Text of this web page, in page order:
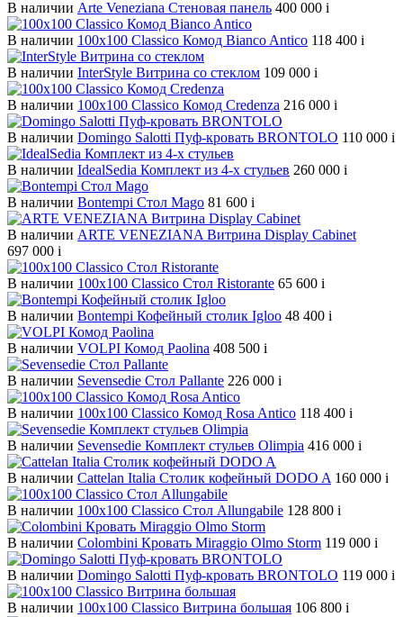
В наличии Arte Veneziana Cтеновая панель 400 000 i
В наличии 100х100 Classico Комод Bianco Antico 118 400 i
В наличии InterStyle Витрина со стеклом 109 000 i
В наличии 100х100 Classico Комод Credenza 216 000 i
В наличии Domingo Salotti Пуф-кровать BRONTOLO 110 000 i
В наличии IdealSedia Комплект из 4-х стульев 260 000 i
В наличии Bontempi Стол Mago 81 600 i
В наличии ARTE VENEZIANA Витрина Display Cabinet
697 000 i
В наличии 100х100 Classico Стол Ristorante 65 600 i
В наличии Bontempi Кофейный столик Igloo 48 400 i
В наличии VOLPI Комод Paolina 408 500 i
В наличии Sevensedie Стол Pallante 226 000 i
В наличии 100х100 Classico Комод Rosa Antico 118 400 i
В наличии Sevensedie Комплект стульев Olimpia 416 000 i
В наличии Cattelan Italia Столик кофейный DODO A 160 000 i
В наличии 100х100 Classico Стол Allungabile 128 800 i
В наличии Colombini Кровать Miraggio Olmo Storm 119 000 i
В наличии Domingo Salotti Пуф-кровать BRONTOLO 119 000 i
В наличии 100х100 Classico Витрина большая 106 800 i